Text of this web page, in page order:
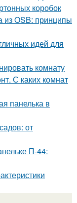
коробок
из OSB: принципы
идей для
комнату
С каких комнат
панелька в
от
П-44: